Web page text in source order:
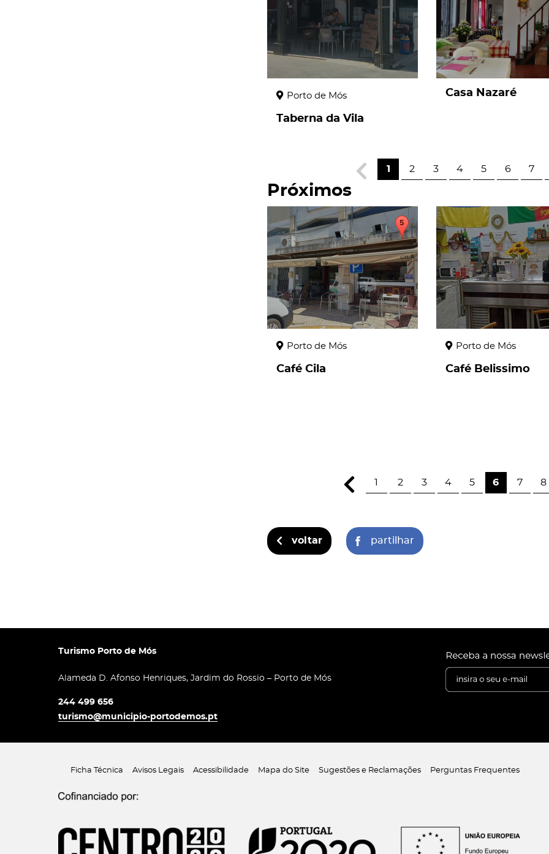
Porto de Mós
Taberna da Vila
Casa Nazaré
1 2 3 4 5 6 7
Próximos
page
Porto de Mós
Café Cila
page
Porto de Mós
Café Belissimo
1 2 3 4 5 6 7 8
voltar partilhar
Turismo Porto de Mós
Alameda D. Afonso Henriques, Jardim do Rossio – Porto de Mós
244 499 656
turismo@municipio-portodemos.pt
Ficha Técnica Avisos Legais Acessibilidade Mapa do Site Sugestões e Reclamações Perguntas Frequentes